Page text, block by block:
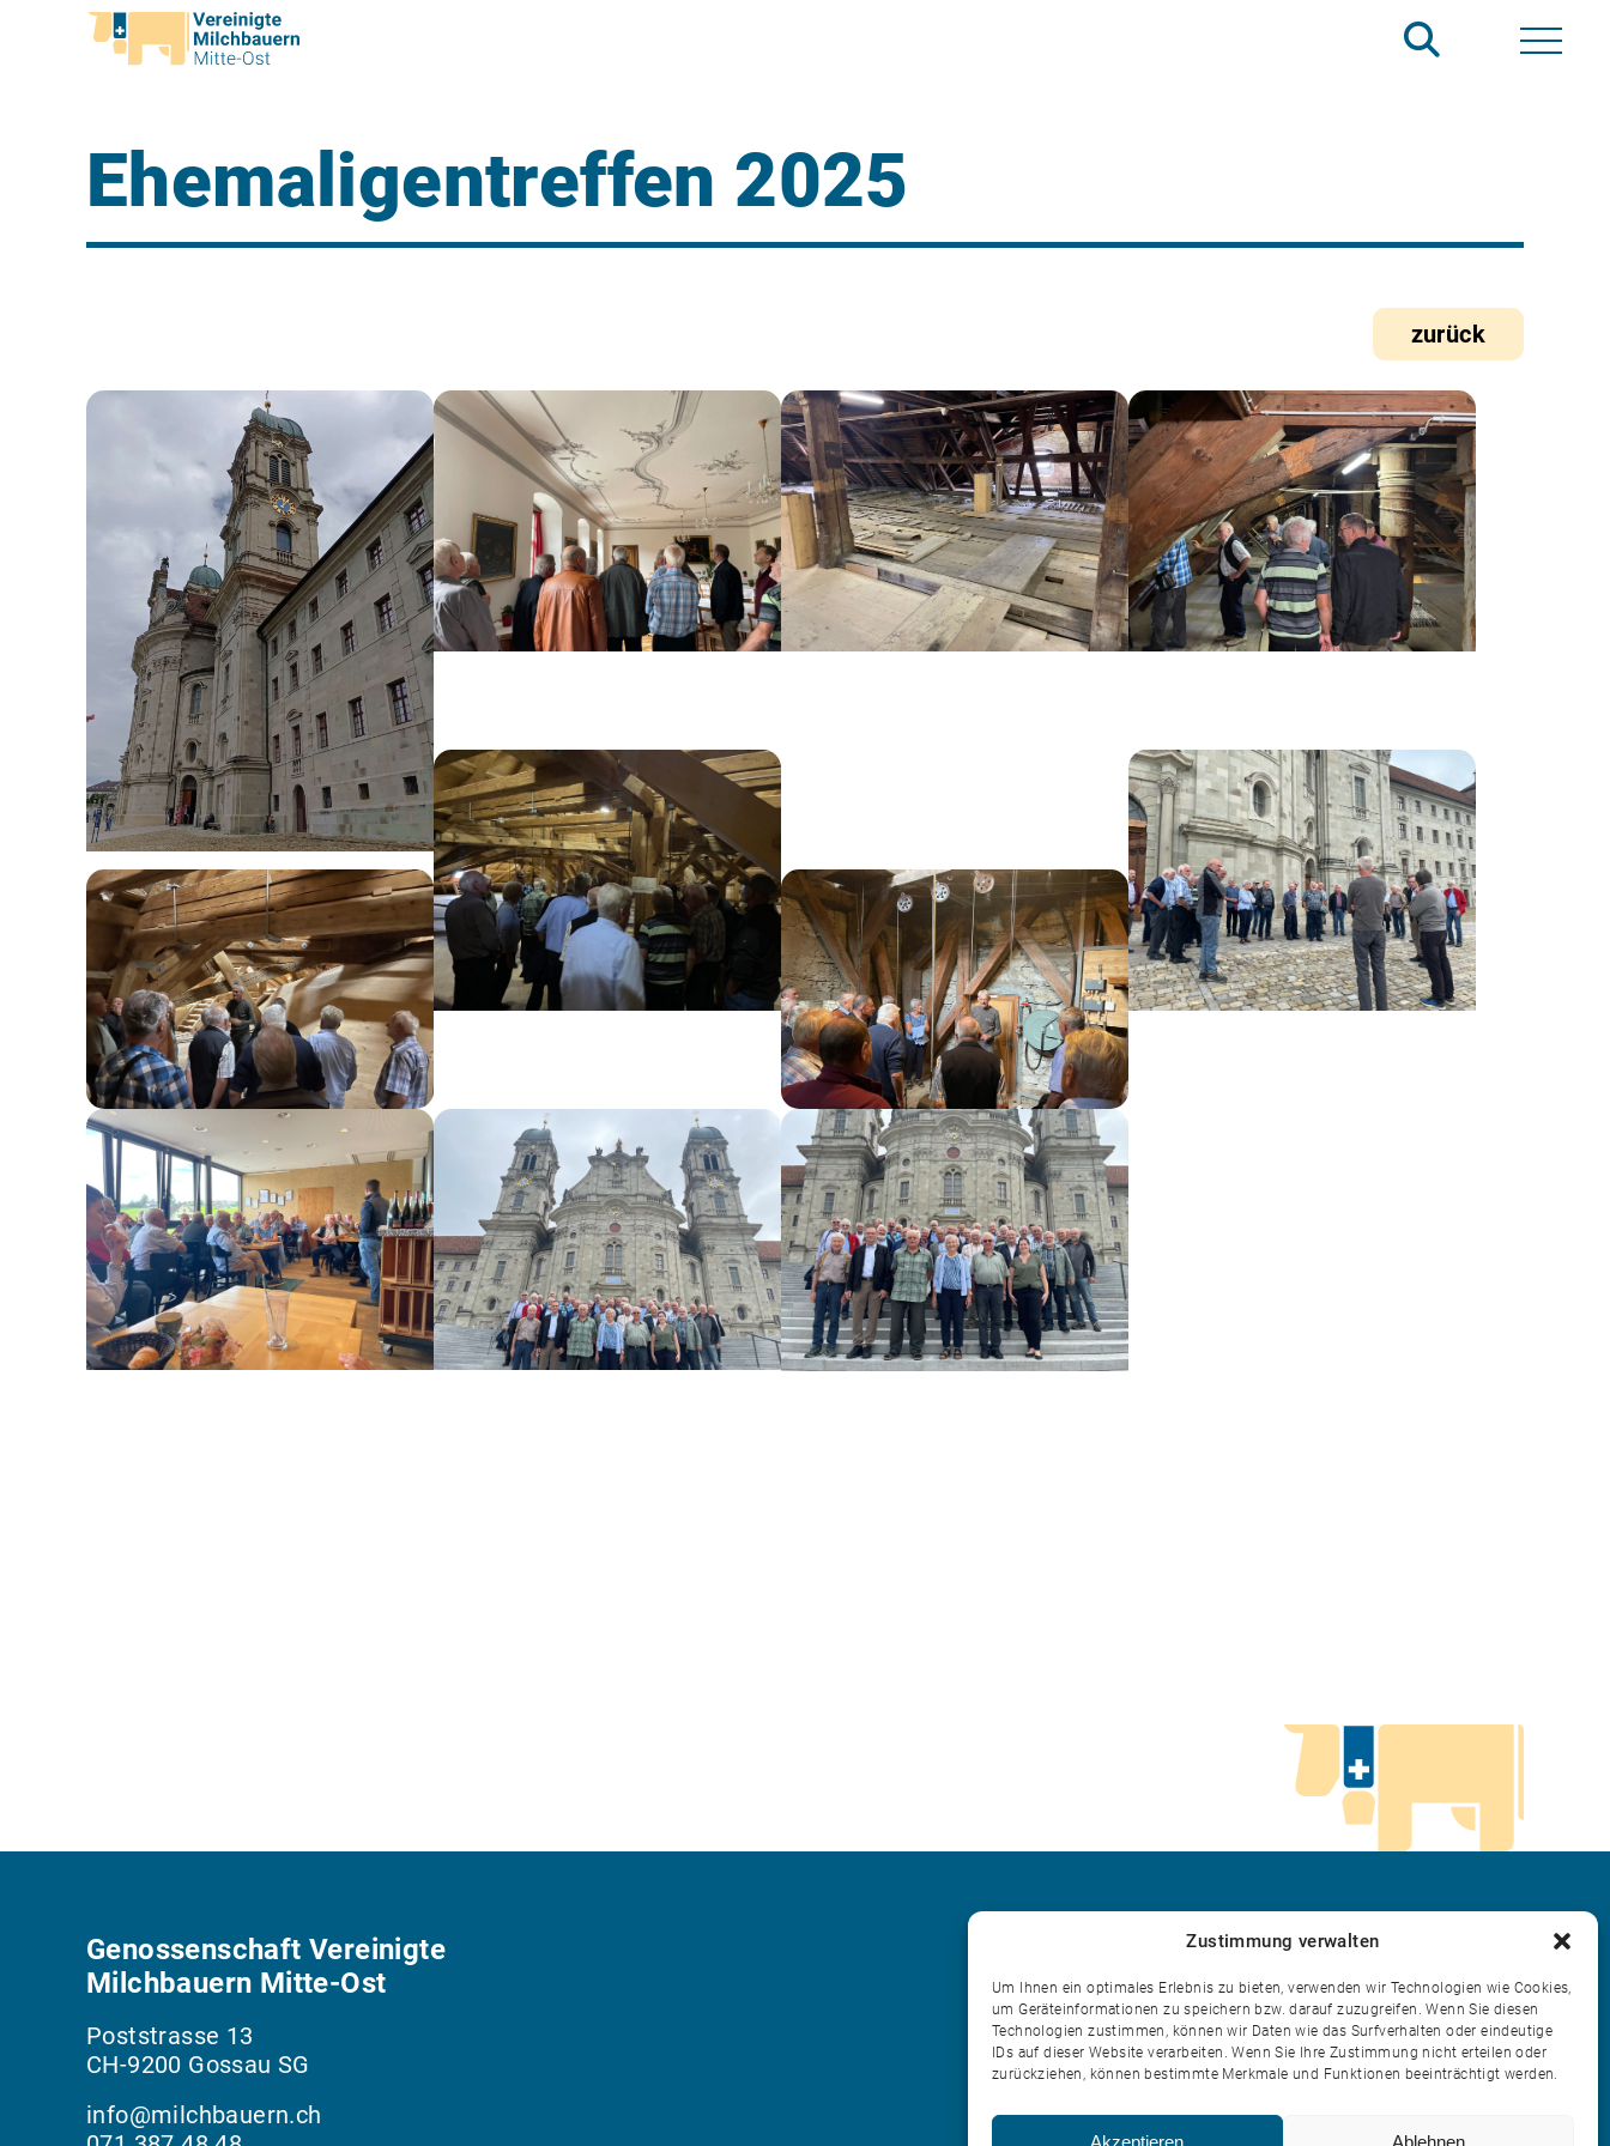
Zustimmung verwalten
Um Ihnen ein optimales Erlebnis zu bieten, verwenden wir Technologien wie Cookies,
um Geräteinformationen zu speichern bzw. darauf zuzugreifen. Wenn Sie diesen
Technologien zustimmen, können wir Daten wie das Surfverhalten oder eindeutige
IDs auf dieser Website verarbeiten. Wenn Sie Ihre Zustimmung nicht erteilen oder
zurückziehen, können bestimmte Merkmale und Funktionen beeinträchtigt werden.
Akzeptieren Ablehnen
Ehemaligentreffen 2025
zurück
Genossenschaft Vereinigte
Milchbauern Mitte-Ost
Poststrasse 13
CH-9200 Gossau SG
info@milchbauern.ch
Login